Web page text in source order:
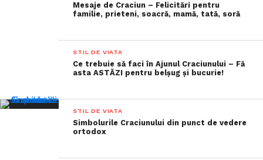
Mesaje de Craciun – Felicitări pentru
familie, prieteni, soacră, mamă, tată, soră
STIL DE VIATA
Ce trebuie să faci în Ajunul Craciunului – Fă
asta ASTĂZI pentru belșug și bucurie!
STIL DE VIATA
Simbolurile Craciunului din punct de vedere
ortodox